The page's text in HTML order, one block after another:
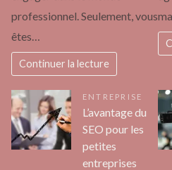
professionnel. Seulement, vous
êtes…
Continuer la lecture
ENTREPRISE
L’avantage du
SEO pour les
petites
entreprises